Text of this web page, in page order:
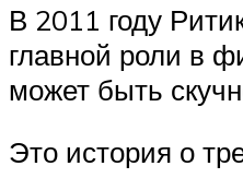
В 2011 году
главной роли в
может быть
Это история о